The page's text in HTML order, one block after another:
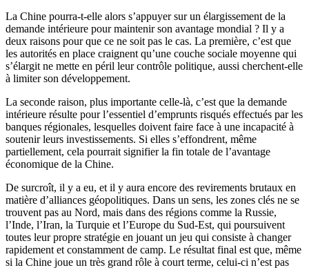
La Chine pourra-t-elle alors s’appuyer sur un élargissement de la
demande intérieure pour maintenir son avantage mondial ? Il y a
deux raisons pour que ce ne soit pas le cas. La première, c’est que
les autorités en place craignent qu’une couche sociale moyenne qui
s’élargit ne mette en péril leur contrôle politique, aussi cherchent-elle
à limiter son développement.
La seconde raison, plus importante celle-là, c’est que la demande
intérieure résulte pour l’essentiel d’emprunts risqués effectués par les
banques régionales, lesquelles doivent faire face à une incapacité à
soutenir leurs investissements. Si elles s’effondrent, même
partiellement, cela pourrait signifier la fin totale de l’avantage
économique de la Chine.
De surcroît, il y a eu, et il y aura encore des revirements brutaux en
matière d’alliances géopolitiques. Dans un sens, les zones clés ne se
trouvent pas au Nord, mais dans des régions comme la Russie,
l’Inde, l’Iran, la Turquie et l’Europe du Sud-Est, qui poursuivent
toutes leur propre stratégie en jouant un jeu qui consiste à changer
rapidement et constamment de camp. Le résultat final est que, même
si la Chine joue un très grand rôle à court terme, celui-ci n’est pas